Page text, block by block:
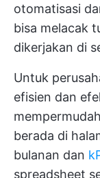
otomatisasi
bisa melacak
dikerjakan di
Untuk
efisien dan
berada di
bulanan dan
spreadsheet